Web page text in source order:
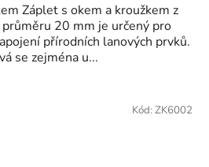
Záplet s okem a kroužkem z
20 mm je určený pro
přírodních lanových prvků.
se zejména u...
Kód: ZK6002